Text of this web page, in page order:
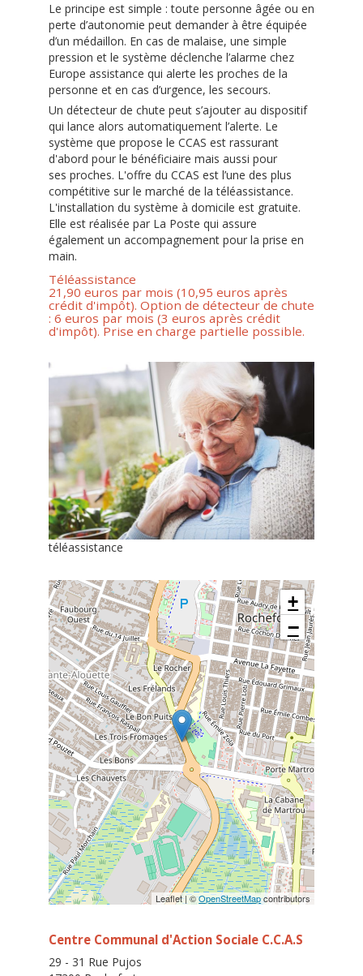
Le principe est simple : toute personne âgée ou en
perte d’autonomie peut demander à être équipée
d’un médaillon. En cas de malaise, une simple
pression et le système déclenche l’alarme chez
Europe assistance qui alerte les proches de la
personne et en cas d’urgence, les secours.
Un détecteur de chute peut s’ajouter au dispositif
qui lance alors automatiquement l’alerte. Le
système que propose le CCAS est rassurant
d'abord pour le bénéficiaire mais aussi pour
ses proches. L'offre du CCAS est l’une des plus
compétitive sur le marché de la téléassistance.
L'installation du système à domicile est gratuite.
Elle est réalisée par La Poste qui assure
également un accompagnement pour la prise en
main.
Téléassistance
21,90 euros par mois (10,95 euros après
crédit d'impôt). Option de détecteur de chute
: 6 euros par mois (3 euros après crédit
d'impôt). Prise en charge partielle possible.
téléassistance
+
−
Leaflet | ©OpenStreetMapcontributors
Centre Communal d'Action Sociale C.C.A.S
29 - 31 Rue Pujos